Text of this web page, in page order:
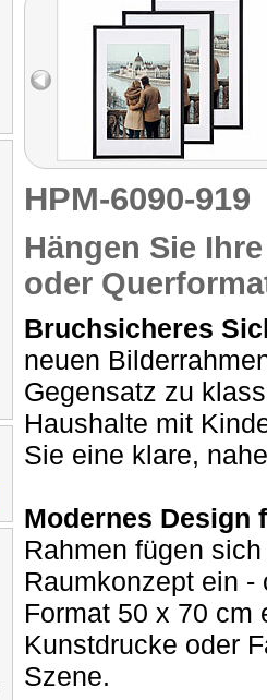
HPM-6090-
Hängen Sie
oder
Bruchsicheres
neuen
Gegensatz zu
Haushalte mit
Sie eine klare,
Modernes Design
Rahmen fügen
Raumkonzept ein -
Format 50 x 70 cm
Kunstdrucke oder
Szene.